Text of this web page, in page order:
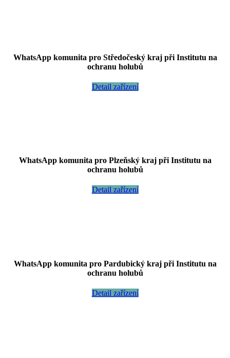
WhatsApp komunita pro Středočeský kraj při Institutu na
ochranu holubů
Detail zařízení
WhatsApp komunita pro Plzeňský kraj při Institutu na
ochranu holubů
Detail zařízení
WhatsApp komunita pro Pardubický kraj při Institutu na
ochranu holubů
Detail zařízení